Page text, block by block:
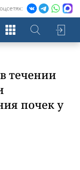
течении
почек у